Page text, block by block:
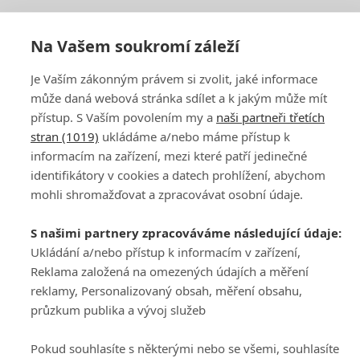
PŘIHLÁSIT
REGISTROVAT
DISKUZE
Šéfredaktorkou webu jePetr Slavík, e-mailserialy@fandimefilmu.cz
Máte-li zájem o inzerci na našem webu napište nám na e-mail
studio@koncal.com
Upravit nastavení soukromí
© 2016 – 2026 FandimeSerialum.cz / All rights reserved /
Na Vašem soukromí záleží
Je Vaším zákonným právem si zvolit, jaké informace
může daná webová stránka sdílet a k jakým může mít
přístup. S Vaším povolením my a naši partneři třetích
stran (1019) ukládáme a/nebo máme přístup k
informacím na zařízení, mezi které patří jedinečné
identifikátory v cookies a datech prohlížení, abychom
mohli shromažďovat a zpracovávat osobní údaje.
S našimi partnery zpracováváme následující údaje:
Ukládání a/nebo přístup k informacím v zařízení,
Reklama založená na omezených údajích a měření
reklamy, Personalizovaný obsah, měření obsahu,
průzkum publika a vývoj služeb
Pokud souhlasíte s některými nebo se všemi, souhlasíte